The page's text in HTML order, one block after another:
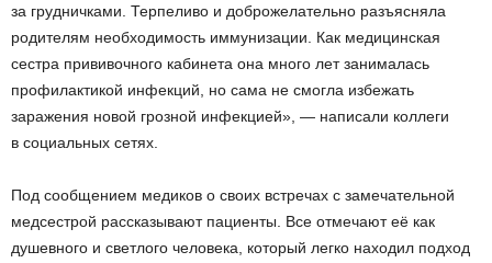
за грудничками. Терпеливо и доброжелательно разъясняла
родителям необходимость иммунизации. Как медицинская
сестра прививочного кабинета она много лет занималась
профилактикой инфекций, но сама не смогла избежать
заражения новой грозной инфекцией», — написали коллеги
в социальных сетях.
Под сообщением медиков о своих встречах с замечательной
медсестрой рассказывают пациенты. Все отмечают её как
душевного и светлого человека, который легко находил подход